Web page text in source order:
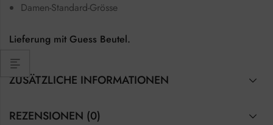
Damen-Standard-Grösse
Lieferung mit Guess Beutel.
ZUSÄTZLICHE INFORMATIONEN
REZENSIONEN (0)